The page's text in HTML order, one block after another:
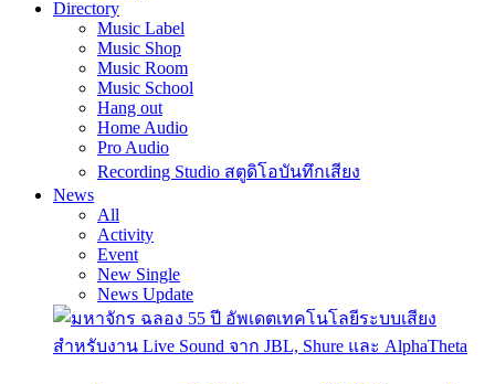
Directory
Music Label
Music Shop
Music Room
Music School
Hang out
Home Audio
Pro Audio
Recording Studio สตูดิโอบันทึกเสียง
News
All
Activity
Event
New Single
News Update